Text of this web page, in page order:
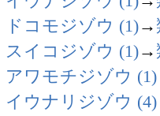
ドコモジゾウ (1)→
スイコジゾウ (1)→
アワモチジゾウ (1)
イウナリジゾウ (4)